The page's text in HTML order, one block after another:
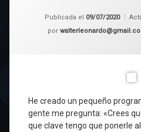
Publicada el 09/07/2020
por
He creado un pequeño
gente me pregunta: «Crees
que clave tengo que ponerle